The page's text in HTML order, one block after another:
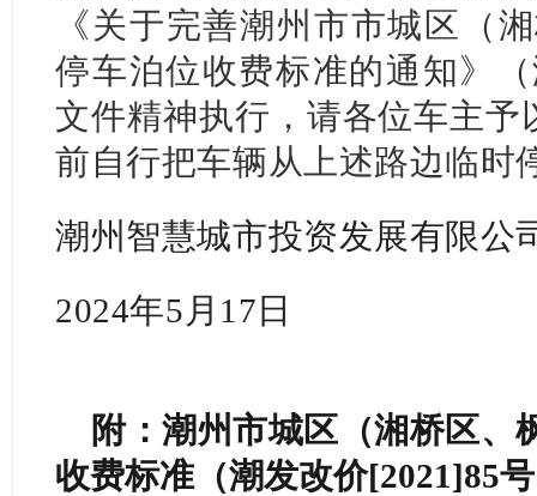
《关于完善潮州市市城区（
停车泊位收费标准的通知》
文件精神执行，请各位车主予
前自行把车辆从上述路边临时
潮州智慧城市投资发展有限公
2024年5月17日
附：潮州市城区（湘桥区、
收费标准（潮发改价[2021]85